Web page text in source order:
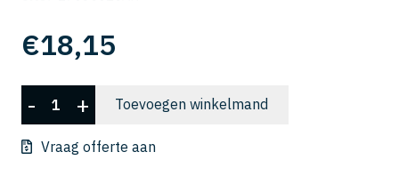
€18,15
2025-
0375
- + Toevoegen winkelmand
Vraag offerte aan